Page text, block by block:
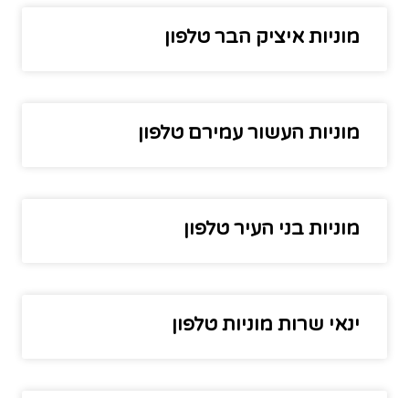
מוניות איציק הבר טלפון
מוניות העשור עמירם טלפון
מוניות בני העיר טלפון
ינאי שרות מוניות טלפון